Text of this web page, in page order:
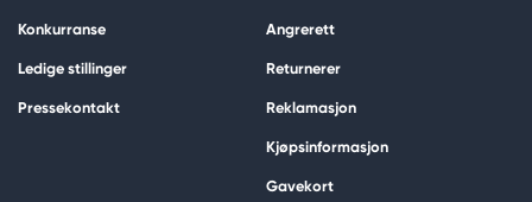
Konkurranse
Ledige stillinger
Pressekontakt
Angrerett
Returnerer
Reklamasjon
Kjøpsinformasjon
Gavekort